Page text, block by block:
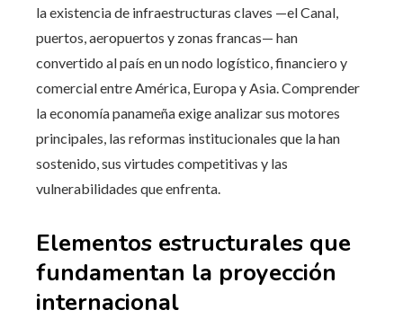
la existencia de infraestructuras claves —el Canal,
puertos, aeropuertos y zonas francas— han
convertido al país en un nodo logístico, financiero y
comercial entre América, Europa y Asia. Comprender
la economía panameña exige analizar sus motores
principales, las reformas institucionales que la han
sostenido, sus virtudes competitivas y las
vulnerabilidades que enfrenta.
Elementos estructurales que
fundamentan la proyección
internacional